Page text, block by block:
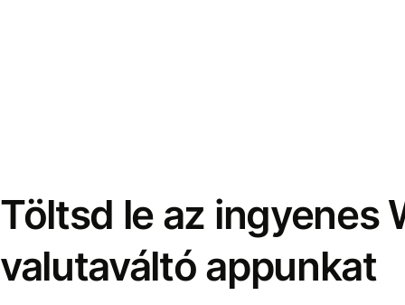
Töltsd le az ingyenes
valutaváltó appunkat